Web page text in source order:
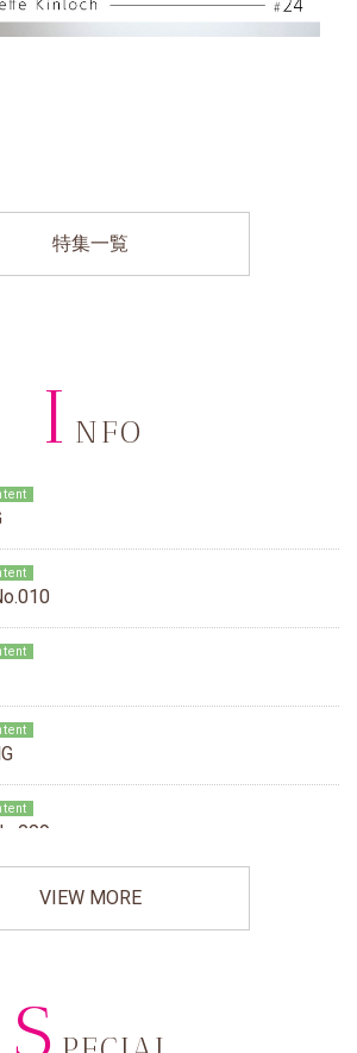
特集一覧
I NFO
VIEW MORE
S